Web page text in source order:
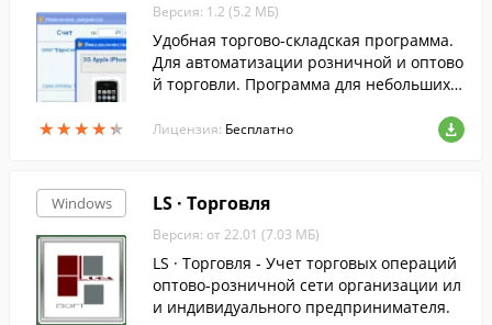
★★★★★
★★★★★
Версия: 1.2 (5.2 МБ)
Удобная торгово-складская программа.
Для автоматизации розничной и оптово
й торговли. Программа для небольших т
имы для работы в торговле и на складе.
Учет склада, резервирование товара, от
Лицензия: Бесплатно
Windows LS · Торговля
Версия: от 22.01 (7.03 МБ)
LS · Торговля - Учет торговых операций
оптово-розничной сети организации ил
и индивидуального предпринимателя.